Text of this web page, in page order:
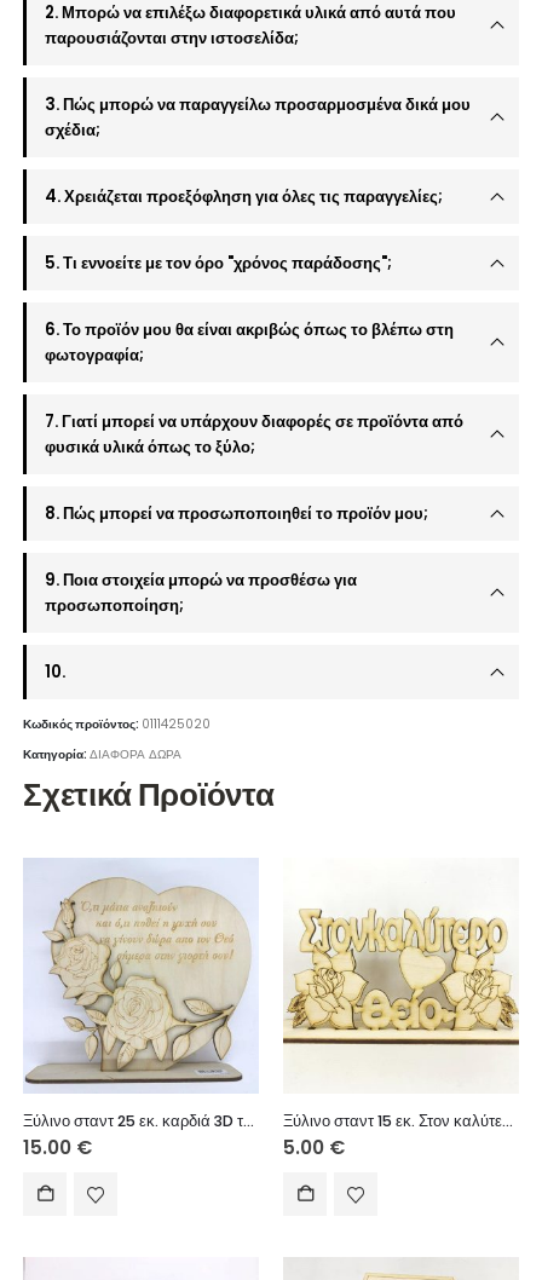
2. Μπορώ να επιλέξω διαφορετικά υλικά από αυτά που
παρουσιάζονται στην ιστοσελίδα;
3. Πώς μπορώ να παραγγείλω προσαρμοσμένα δικά μου
σχέδια;
4. Χρειάζεται προεξόφληση για όλες τις παραγγελίες;
5. Τι εννοείτε με τον όρο "χρόνος παράδοσης";
6. Το προϊόν μου θα είναι ακριβώς όπως το βλέπω στη
φωτογραφία;
7. Γιατί μπορεί να υπάρχουν διαφορές σε προϊόντα από
φυσικά υλικά όπως το ξύλο;
8. Πώς μπορεί να προσωποποιηθεί το προϊόν μου;
9. Ποια στοιχεία μπορώ να προσθέσω για
προσωποποίηση;
10.
Κωδικός προϊόντος: 0111425020
Κατηγορία:ΔΙΑΦΟΡΑ ΔΩΡΑ
Σχετικά Προϊόντα
Ξύλινο σταντ 25 εκ. καρδιά 3D τριαντάφυλλα (κείμενο επιλογής σας)
15.00 €
Ξύλινο σταντ 15 εκ. Στον καλύτερο θείο
5.00 €